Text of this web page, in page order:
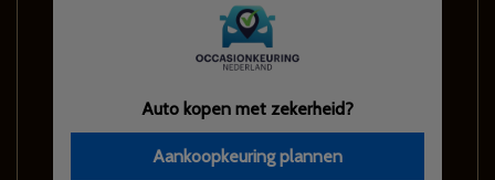
Auto kopen met zekerheid?
Aankoopkeuring plannen